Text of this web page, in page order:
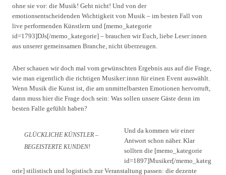
ohne sie vor: die Musik! Geht nicht! Und von der
emotionsentscheidenden Wichtigkeit von Musik – im besten Fall von
live performenden Künstlern und [memo_kategorie
id=1793]DJs[/memo_kategorie] – brauchen wir Euch, liebe Leser:innen
aus unserer gemeinsamen Branche, nicht überzeugen.
Aber schauen wir doch mal vom gewünschten Ergebnis aus auf die Frage,
wie man eigentlich die richtigen Musiker:innn für einen Event auswählt.
Wenn Musik die Kunst ist, die am unmittelbarsten Emotionen hervorruft,
dann muss hier die Frage doch sein: Was sollen unsere Gäste denn im
besten Falle gefühlt haben?
GLÜCKLICHE KÜNSTLER –
BEGEISTERTE KUNDEN!
Und da kommen wir einer
Antwort schon näher. Klar
sollten die [memo_kategorie
id=1897]Musiker[/memo_kateg
orie] stilistisch und logistisch zur Veranstaltung passen: die dezente